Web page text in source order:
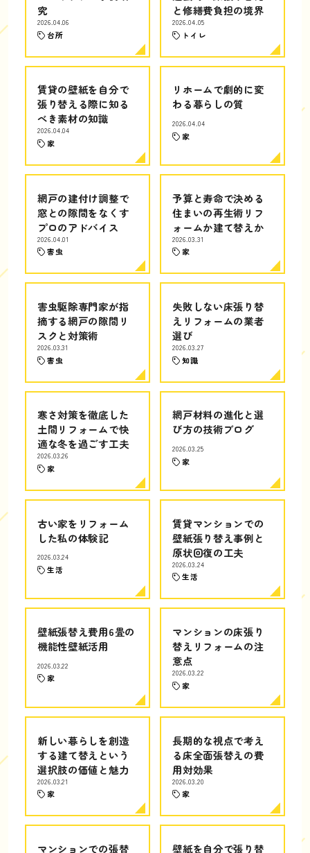
究
2026.04.06
台所
と修繕費負担の境界
2026.04.05
トイレ
賃貸の壁紙を自分で
張り替える際に知る
べき素材の知識
2026.04.04
家
リホームで劇的に変
わる暮らしの質
2026.04.04
家
網戸の建付け調整で
窓との隙間をなくす
プロのアドバイス
2026.04.01
害虫
予算と寿命で決める
住まいの再生術リフ
ォームか建て替えか
2026.03.31
家
害虫駆除専門家が指
摘する網戸の隙間リ
スクと対策術
2026.03.31
害虫
失敗しない床張り替
えリフォームの業者
選び
2026.03.27
知識
寒さ対策を徹底した
土間リフォームで快
適な冬を過ごす工夫
2026.03.26
家
網戸材料の進化と選
び方の技術ブログ
2026.03.25
家
古い家をリフォーム
した私の体験記
2026.03.24
生活
賃貸マンションでの
壁紙張り替え事例と
原状回復の工夫
2026.03.24
生活
壁紙張替え費用6畳の
機能性壁紙活用
2026.03.22
家
マンションの床張り
替えリフォームの注
意点
2026.03.22
家
新しい暮らしを創造
する建て替えという
選択肢の価値と魅力
2026.03.21
家
長期的な視点で考え
る床全面張替えの費
用対効果
2026.03.20
家
マンションでの張替 壁紙を自分で張り替